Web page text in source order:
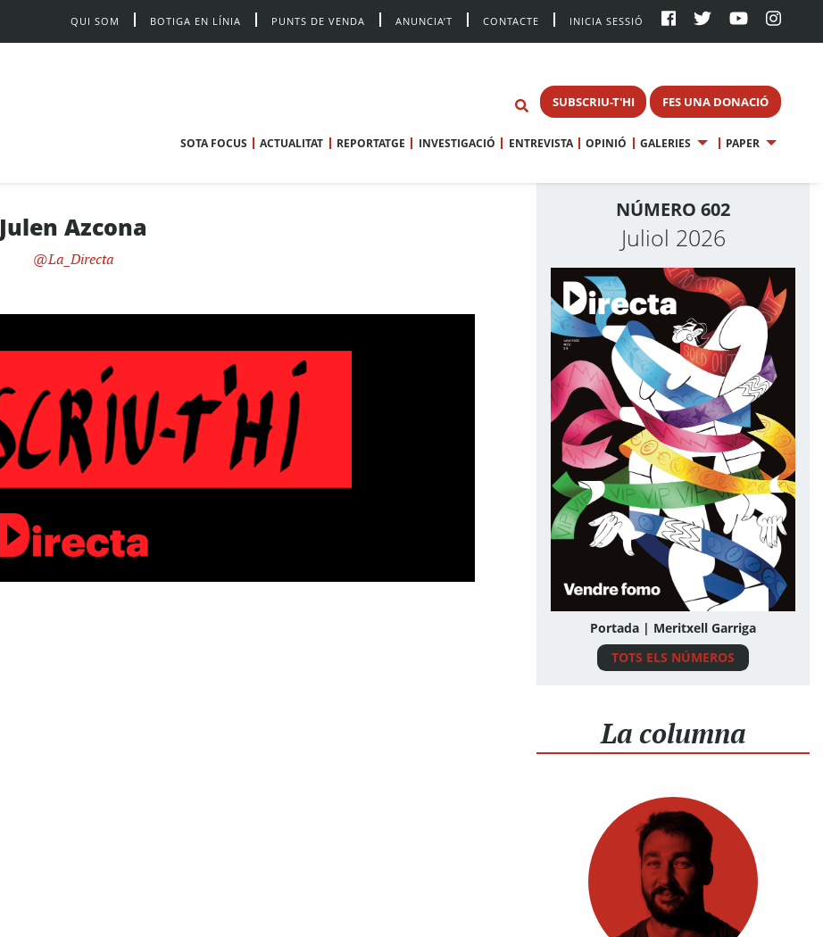
QUI SOM BOTIGA EN LÍNIA PUNTS DE VENDA ANUNCIA’T CONTACTE INICIA SESSIÓ
SUBSCRIU-T'HI FES UNA DONACIÓ
SOTA FOCUS ACTUALITAT REPORTATGE INVESTIGACIÓ ENTREVISTA OPINIÓ GALERIES PAPER
Julen Azcona
La_Directa
NÚMERO 602
Juliol 2026
Portada | Meritxell Garriga
TOTS ELS NÚMEROS
La columna